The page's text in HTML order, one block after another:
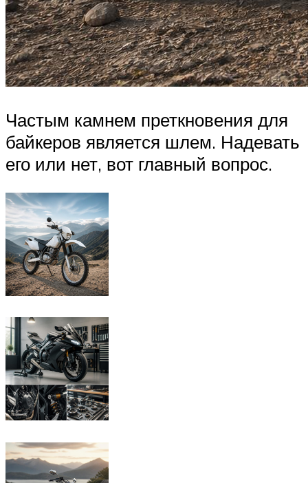
Частым камнем преткновения для
байкеров является шлем. Надевать
его или нет, вот главный вопрос.